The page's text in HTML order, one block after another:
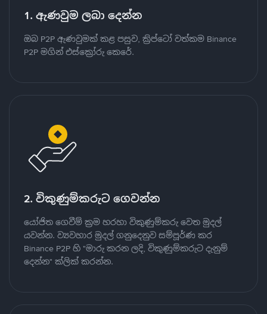
1. ඇණවුම ලබා දෙන්න
ඔබ P2P ඇණවුමක් කළ පසුව, ක්‍රිප්ටෝ වත්කම Binance
P2P මගින් එස්ක්‍රෝරු කෙරේ.
2. විකුණුම්කරුට ගෙවන්න
යෝජිත ගෙවීම් ක්‍රම හරහා විකුණුම්කරු වෙත මුදල්
යවන්න. ව්‍යවහාර මුදල් ගනුදෙනුව සම්පූර්ණ කර
Binance P2P හි "මාරු කරන ලදි, විකුණුම්කරුට දැනුම්
දෙන්න" ක්ලික් කරන්න.